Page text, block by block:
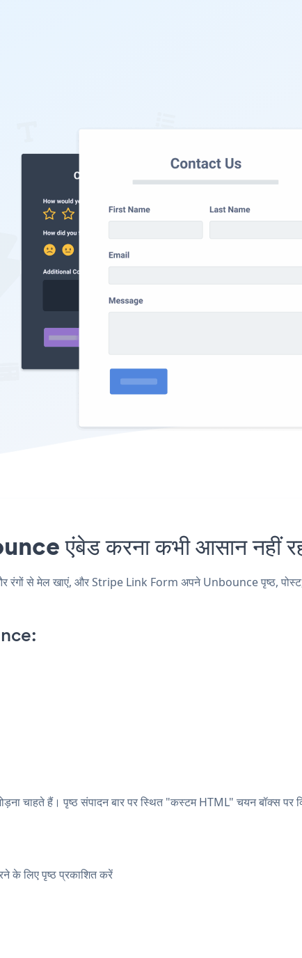
एंबेड करना कभी आसान नहीं
से मेल खाएं, और Stripe Link Form अपने Unbounce पृष्ठ, पोस्ट,
चाहते हैं। पृष्ठ संपादन बार पर स्थित "कस्टम HTML" चयन बॉक्स
के लिए पृष्ठ प्रकाशित करें